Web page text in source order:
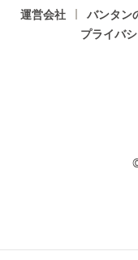
運営会社 バンタン
プライバ